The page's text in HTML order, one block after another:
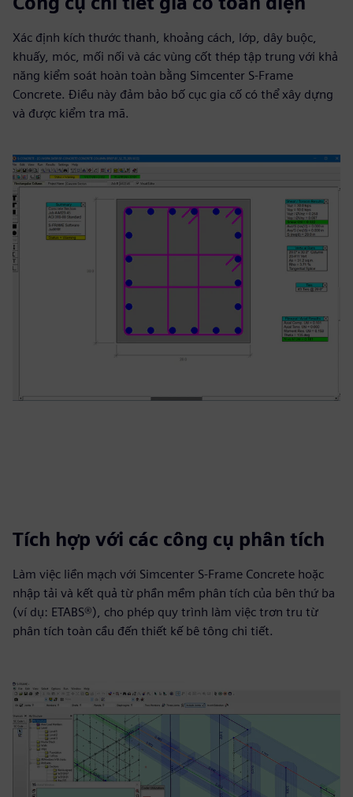
Xác định kích thước thanh, khoảng cách, lớp, dây buộc,
khuấy, móc, mối nối và các vùng cốt thép tập trung với khả
năng kiểm soát hoàn toàn bằng Simcenter S-Frame
Concrete. Điều này đảm bảo bố cục gia cố có thể xây dựng
và được kiểm tra mã.
Tích hợp với các công cụ phân tích
Làm việc liền mạch với Simcenter S-Frame Concrete hoặc
nhập tải và kết quả từ phần mềm phân tích của bên thứ ba
(ví dụ: ETABS®), cho phép quy trình làm việc trơn tru từ
phân tích toàn cầu đến thiết kế bê tông chi tiết.